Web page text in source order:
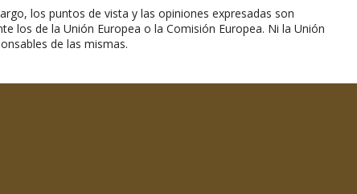
los puntos de vista y las opiniones expresadas son
los de la Unión Europea o la Comisión Europea. Ni la Unión
de las mismas.